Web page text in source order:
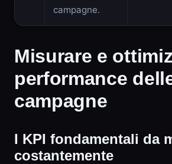
campagne.
Misurare e
performance
campagne
I KPI fondamentali da
costantemente